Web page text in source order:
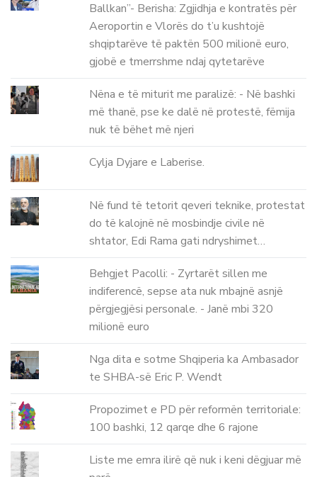
Ballkan”- Berisha: Zgjidhja e kontratës për
Aeroportin e Vlorës do t’u kushtojë
shqiptarëve të paktën 500 milionë euro,
gjobë e tmerrshme ndaj qytetarëve
Nëna e të miturit me paralizë: - Në bashki
më thanë, pse ke dalë në protestë, fëmija
nuk të bëhet më njeri
Cylja Dyjare e Laberise.
Në fund të tetorit qeveri teknike, protestat
do të kalojnë në mosbindje civile në
shtator, Edi Rama gati ndryshimet…
Behgjet Pacolli: - Zyrtarët sillen me
indiferencë, sepse ata nuk mbajnë asnjë
përgjegjësi personale. - Janë mbi 320
milionë euro
Nga dita e sotme Shqiperia ka Ambasador
te SHBA-së Eric P. Wendt
Propozimet e PD për reformën territoriale:
100 bashki, 12 qarqe dhe 6 rajone
Liste me emra ilirë që nuk i keni dëgjuar më